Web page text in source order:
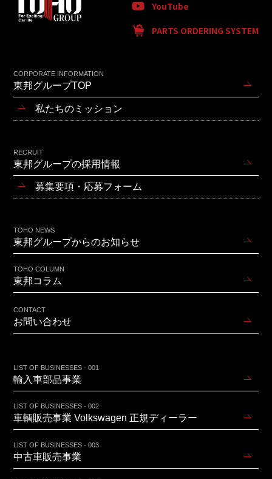
YouTube
PARTS ORDERING SYSTEM
CORPORATE INFORMATION
東邦グループTOP
私たちのミッション
RECRUIT
東邦グループの採用情報
募集要項・応募フォーム
TOHO NEWS
東邦グループからのお知らせ
TOHO COLUMN
東邦コラム
CONTACT
お問い合わせ
LIST OF BUSINESSES - 001
輸入車部品事業
LIST OF BUSINESSES - 002
車輌販売事業 Volkswagen 正規ディーラー
LIST OF BUSINESSES - 003
中古車販売事業